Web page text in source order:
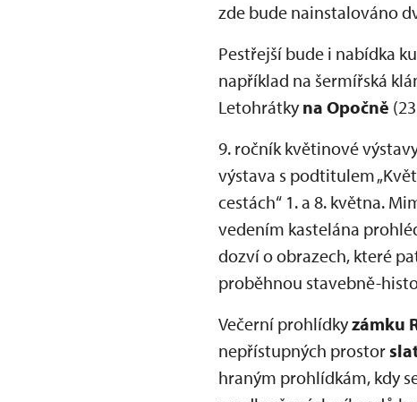
zde bude nainstalováno
Pestřejší bude i nabídka
například na šermířská
Letohrátky na Opočně
9. ročník květinové
výstava s podtitulem
cestách“ 1. a 8. května.
vedením kastelána
dozví o obrazech, které
proběhnou stavebně-
Večerní prohlídkyzámku
nepřístupných prostor
hraným prohlídkám, kdy